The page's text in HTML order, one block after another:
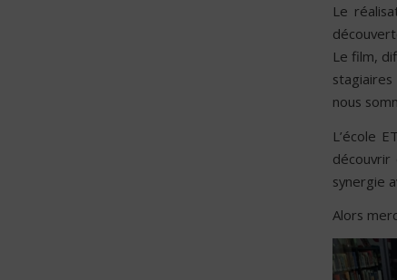
Le
Le film,
nous
L’école
synergie
Alors